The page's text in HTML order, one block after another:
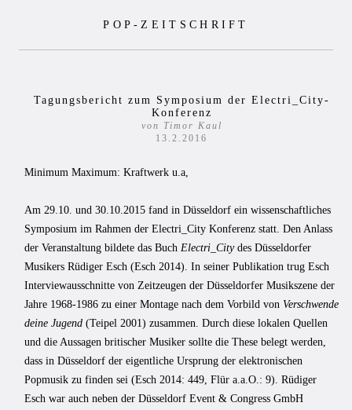
POP-ZEITSCHRIFT
Tagungsbericht zum Symposium der Electri_City-
Konferenz
von Timor Kaul
13.2.2016
Minimum Maximum: Kraftwerk u.a,
Am 29.10. und 30.10.2015 fand in Düsseldorf ein wissenschaftliches
Symposium im Rahmen der Electri_City Konferenz statt. Den Anlass
der Veranstaltung bildete das Buch Electri_Citydes Düsseldorfer
Musikers Rüdiger Esch (Esch 2014). In seiner Publikation trug Esch
Interviewausschnitte von Zeitzeugen der Düsseldorfer Musikszene der
Jahre 1968-1986 zu einer Montage nach dem Vorbild von Verschwende
deine Jugend (Teipel 2001) zusammen. Durch diese lokalen Quellen
und die Aussagen britischer Musiker sollte die These belegt werden,
dass in Düsseldorf der eigentliche Ursprung der elektronischen
Popmusik zu finden sei (Esch 2014: 449, Flür a.a.O.: 9). Rüdiger
Esch war auch neben der Düsseldorf Event & Congress GmbH